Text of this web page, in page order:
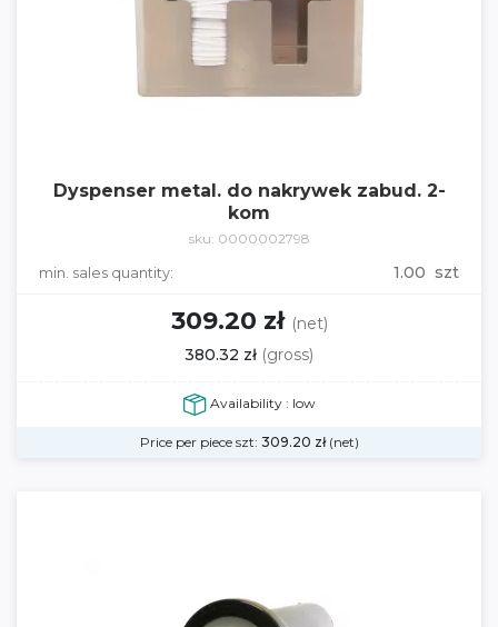
Dyspenser metal. do nakrywek zabud. 2-
kom
sku: 0000002798
min. sales quantity: 1.00 szt
309.20 zł (net)
380.32 zł (gross)
Availability : low
Price per piece szt: 309.20 zł(net)